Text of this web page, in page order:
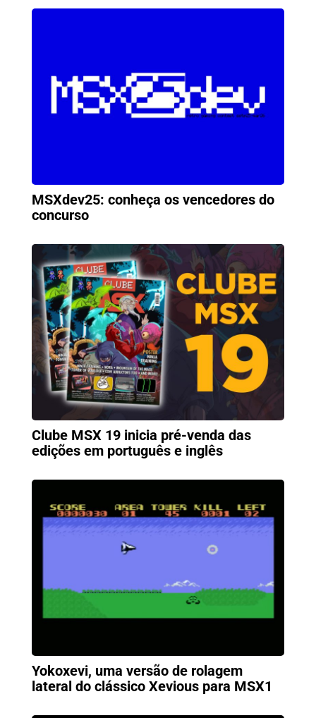
MSXdev25: conheça os vencedores do
concurso
Clube MSX 19 inicia pré-venda das
edições em português e inglês
Yokoxevi, uma versão de rolagem
lateral do clássico Xevious para MSX1